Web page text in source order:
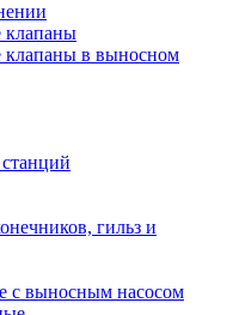
клапаны
клапаны в выносном
гильз и
с выносным насосом